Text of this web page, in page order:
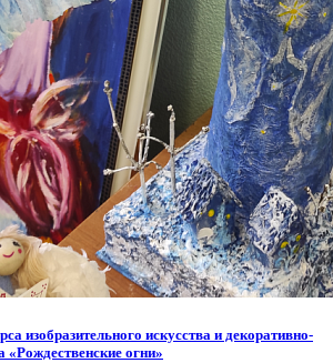
изобразительного искусства и декоративно-
«Рождественские огни»